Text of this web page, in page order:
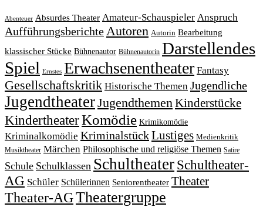
Abenteuer Absurdes Theater Amateur-Schauspieler Anspruch
AufführungsberichteAutoren Autorin Bearbeitung
klassischer Stücke Bühnenautor Bühnenautorin Darstellendes
Spiel Ernstes Erwachsenentheater Fantasy
Gesellschaftskritik Historische Themen Jugendliche
JugendtheaterJugendthemenKinderstücke
KindertheaterKomödie Krimikomödie
Kriminalkomödie KriminalstückLustiges Medienkritik
Musiktheater Märchen Philosophische und religiöse Themen Satire
Schule Schulklassen Schultheater Schultheater-
AG Schüler Schülerinnen Seniorentheater Theater
Theater-AGTheatergruppe